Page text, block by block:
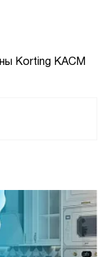
Korting KACM